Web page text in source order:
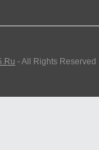
- All Rights Reserved